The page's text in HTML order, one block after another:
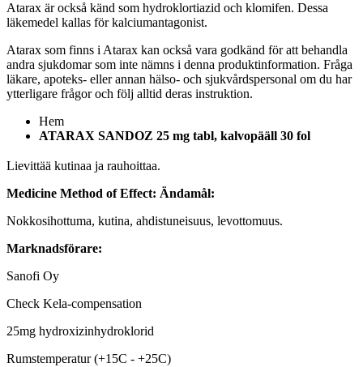
Atarax är också känd som hydroklortiazid och klomifen. Dessa
läkemedel kallas för kalciumantagonist.
Atarax som finns i Atarax kan också vara godkänd för att behandla
andra sjukdomar som inte nämns i denna produktinformation. Fråga
läkare, apoteks- eller annan hälso- och sjukvårdspersonal om du har
ytterligare frågor och följ alltid deras instruktion.
Hem
ATARAX SANDOZ 25 mg tabl, kalvopääll 30 fol
Lievittää kutinaa ja rauhoittaa.
Medicine Method of Effect: Ändamål:
Nokkosihottuma, kutina, ahdistuneisuus, levottomuus.
Marknadsförare:
Sanofi Oy
Check Kela-compensation
25mg hydroxizinhydroklorid
Rumstemperatur (+15C - +25C)